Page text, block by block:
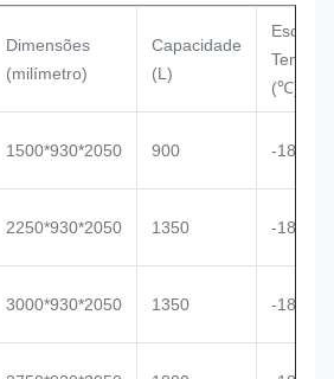
Dimensões
(milímetro)
Capacidade
(L)
Escala
(℃)
1500*930*2050 900 -18~-25
2250*930*2050 1350 -18~-25
3000*930*2050 1350 -18~-25